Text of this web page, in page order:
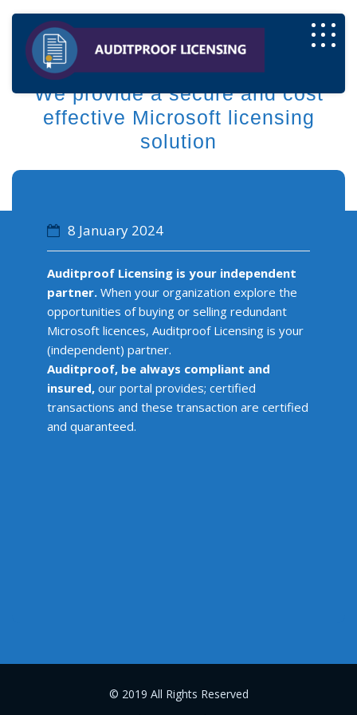
We provide a secure and cost
effective Microsoft licensing
solution
8 January 2024
Auditproof Licensing is your independent
partner. When your organization explore the
opportunities of buying or selling redundant
Microsoft licences, Auditproof Licensing is your
(independent) partner.
Auditproof, be always compliant and
insured, our portal provides; certified
transactions and these transaction are certified
and quaranteed.
© 2019 All Rights Reserved